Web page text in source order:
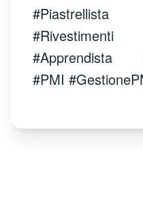
#Piastrellista
#Rivestimenti
#Apprendista
#PMI